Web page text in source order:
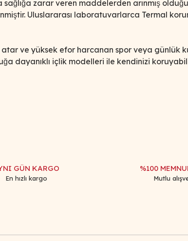
zarar veren maddelerden arınmış
Uluslararası laboratuvarlarca Termal
ve yüksek efor harcanan spor veya günlük
dayanıklı içlik modelleri ile kendinizi
GÜN KARGO
En hızlı kargo
%100
Mutlu